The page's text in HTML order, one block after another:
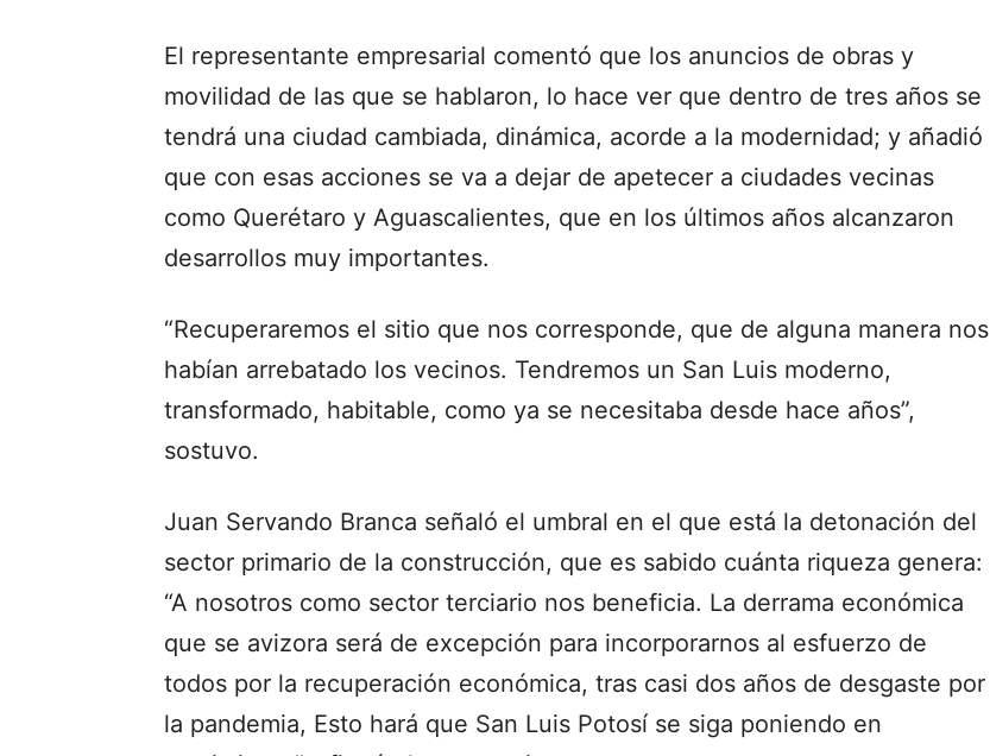
El representante empresarial comentó que los anuncios de obras y
movilidad de las que se hablaron, lo hace ver que dentro de tres años se
tendrá una ciudad cambiada, dinámica, acorde a la modernidad; y añadió
que con esas acciones se va a dejar de apetecer a ciudades vecinas
como Querétaro y Aguascalientes, que en los últimos años alcanzaron
desarrollos muy importantes.
“Recuperaremos el sitio que nos corresponde, que de alguna manera nos
habían arrebatado los vecinos. Tendremos un San Luis moderno,
transformado, habitable, como ya se necesitaba desde hace años”,
sostuvo.
Juan Servando Branca señaló el umbral en el que está la detonación del
sector primario de la construcción, que es sabido cuánta riqueza genera:
“A nosotros como sector terciario nos beneficia. La derrama económica
que se avizora será de excepción para incorporarnos al esfuerzo de
todos por la recuperación económica, tras casi dos años de desgaste por
la pandemia, Esto hará que San Luis Potosí se siga poniendo en